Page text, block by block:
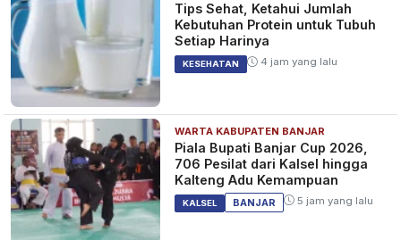
Tips Sehat, Ketahui Jumlah
Kebutuhan Protein untuk Tubuh
Setiap Harinya
KESEHATAN 4 jam yang lalu
WARTA KABUPATEN BANJAR
Piala Bupati Banjar Cup 2026,
706 Pesilat dari Kalsel hingga
Kalteng Adu Kemampuan
KALSEL BANJAR 5 jam yang lalu